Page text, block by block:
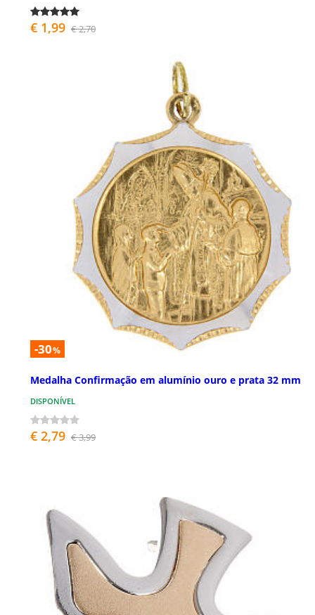
€ 1,99 € 2,70
-30%
Medalha Confirmação em alumínio ouro e prata 32 mm
DISPONÍVEL
€ 2,79 € 3,99